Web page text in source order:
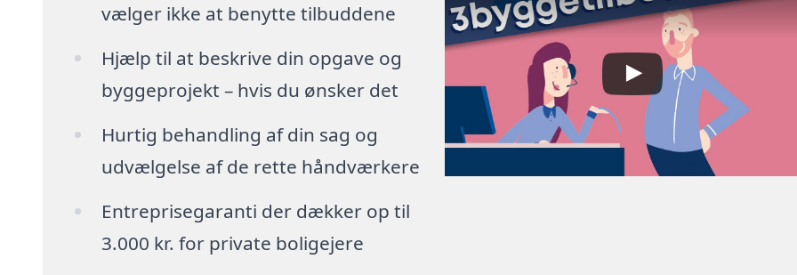
vælger ikke at benytte tilbuddene
Hjælp til at beskrive din opgave og
byggeprojekt – hvis du ønsker det
Hurtig behandling af din sag og
udvælgelse af de rette håndværkere
Entreprisegaranti der dækker op til
3.000 kr. for private boligejere